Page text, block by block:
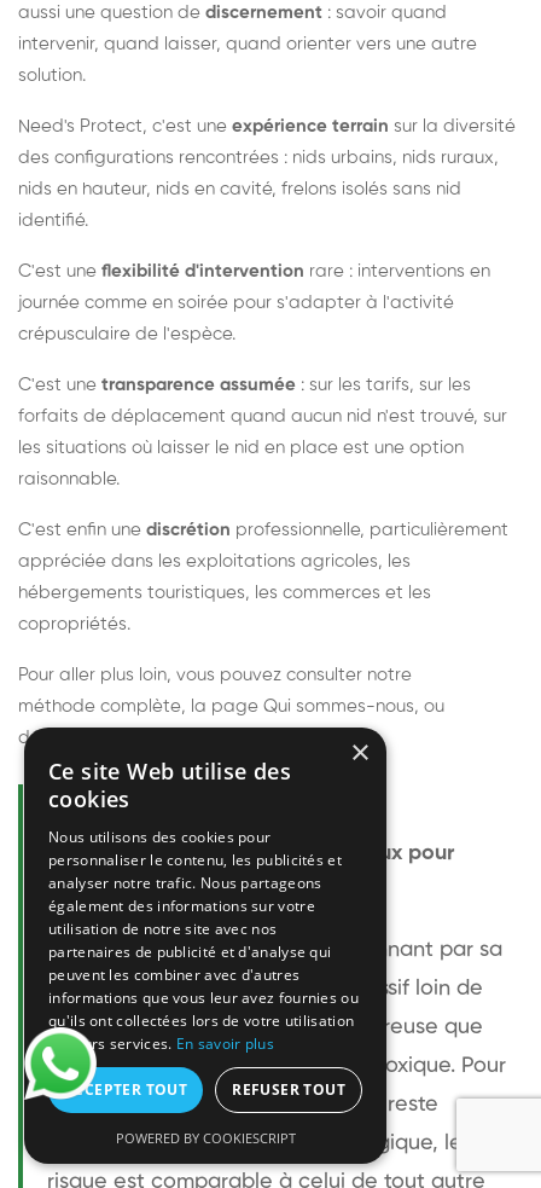
aussi une question de discernement : savoir quand
intervenir, quand laisser, quand orienter vers une autre
solution.
Need's Protect, c'est une expérience terrain sur la diversité
des configurations rencontrées : nids urbains, nids ruraux,
nids en hauteur, nids en cavité, frelons isolés sans nid
identifié.
C'est une flexibilité d'intervention rare : interventions en
journée comme en soirée pour s'adapter à l'activité
crépusculaire de l'espèce.
C'est une transparence assumée : sur les tarifs, sur les
forfaits de déplacement quand aucun nid n'est trouvé, sur
les situations où laisser le nid en place est une option
raisonnable.
C'est enfin une discrétion professionnelle, particulièrement
appréciée dans les exploitations agricoles, les
hébergements touristiques, les commerces et les
copropriétés.
Pour aller plus loin, vous pouvez consulter notre
méthode complète, la page Qui sommes-nous, ou
découvrir
Questions fréquentes
Le frelon européen est-il dangereux pour
l'homme ?
Le frelon européen est impressionnant par sa
taille mais relativement peu agressif loin de
son nid. Sa piqûre est plus douloureuse que
celle d'une guêpe sans être plus toxique. Pour
une personne non allergique, elle reste
bénigne. Pour une personne allergique, le
risque est comparable à celui de tout autre
×
Ce site Web utilise des
cookies
Nous utilisons des cookies pour
personnaliser le contenu, les publicités et
analyser notre trafic. Nous partageons
également des informations sur votre
utilisation de notre site avec nos
partenaires de publicité et d'analyse qui
peuvent les combiner avec d'autres
informations que vous leur avez fournies ou
qu'ils ont collectées lors de votre utilisation
de leurs services. En savoir plus
ACCEPTER TOUT REFUSER TOUT
POWERED BY COOKIESCRIPT